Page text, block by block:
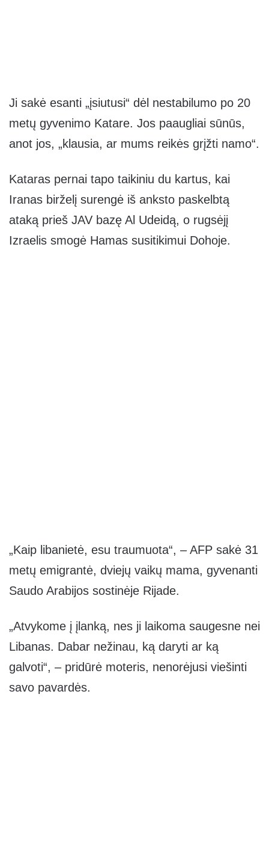
Ji sakė esanti „įsiutusi“ dėl nestabilumo po 20
metų gyvenimo Katare. Jos paaugliai sūnūs,
anot jos, „klausia, ar mums reikės grįžti namo“.
Kataras pernai tapo taikiniu du kartus, kai
Iranas birželį surengė iš anksto paskelbtą
ataką prieš JAV bazę Al Udeidą, o rugsėjį
Izraelis smogė Hamas susitikimui Dohoje.
„Kaip libanietė, esu traumuota“, – AFP sakė 31
metų emigrantė, dviejų vaikų mama, gyvenanti
Saudo Arabijos sostinėje Rijade.
„Atvykome į įlanką, nes ji laikoma saugesne nei
Libanas. Dabar nežinau, ką daryti ar ką
galvoti“, – pridūrė moteris, nenorėjusi viešinti
savo pavardės.